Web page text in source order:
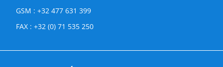
GSM : +32 477 631 399
FAX : +32 (0) 71 535 250